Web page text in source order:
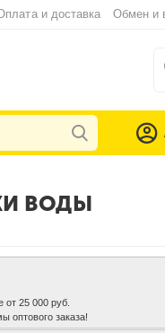
и доставка Обмен и
ВОДЫ
от 25 000 руб.
оптового заказа!